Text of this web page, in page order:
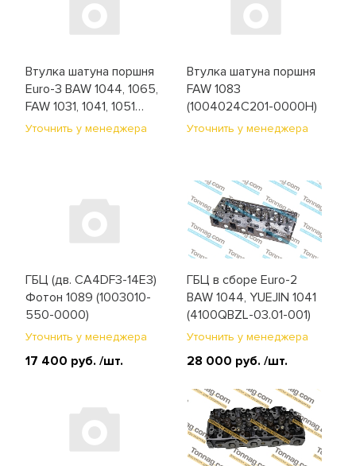
Втулка шатуна поршня
Euro-3 BAW 1044, 1065,
FAW 1031, 1041, 1051
(1004069-X3)
Уточнить у менеджера
Втулка шатуна поршня
FAW 1083
(1004024C201-0000H)
Уточнить у менеджера
ГБЦ (дв. CA4DF3-14E3)
Фотон 1089 (1003010-
550-0000)
Уточнить у менеджера
17 400 руб. /шт.
ГБЦ в сборе Euro-2
BAW 1044, YUEJIN 1041
(4100QBZL-03.01-001)
Уточнить у менеджера
28 000 руб. /шт.